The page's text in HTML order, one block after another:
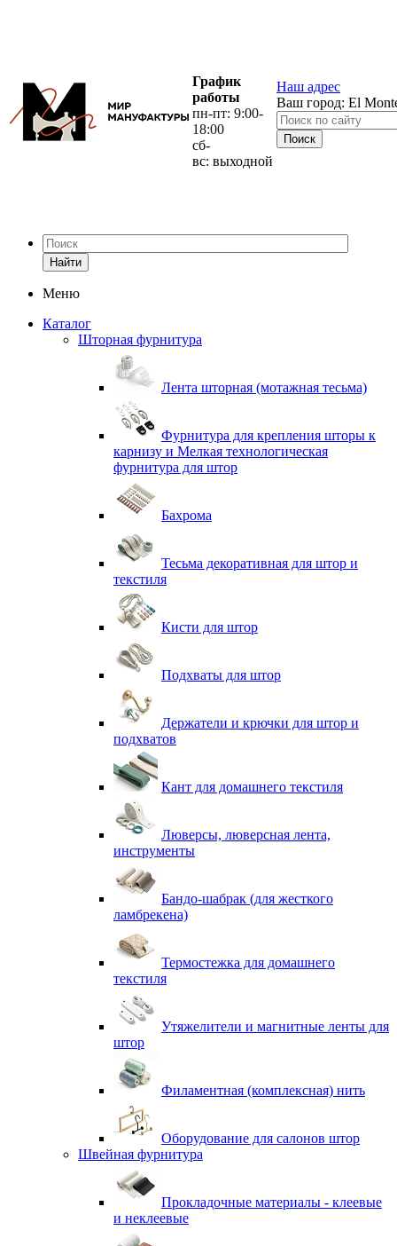
График
работы
пн-пт: 9:00-
18:00
сб-
вс: выходной
Наш адрес
Ваш город: El
Найти
Меню
Каталог
Шторная фурнитура
Лента шторная (мотажная тесьма)
Фурнитура для крепления шторы к
карнизу и Мелкая технологическая
фурнитура для штор
Бахрома
Тесьма декоративная для штор и
текстиля
Кисти для штор
Подхваты для штор
Держатели и крючки для штор и
подхватов
Кант для домашнего текстиля
Люверсы, люверсная лента,
инструменты
Бандо-шабрак (для жесткого
ламбрекена)
Термостежка для домашнего
текстиля
Утяжелители и магнитные ленты для
штор
Филаментная (комплексная) нить
Оборудование для салонов штор
Швейная фурнитура
Прокладочные материалы - клеевые
и неклеевые